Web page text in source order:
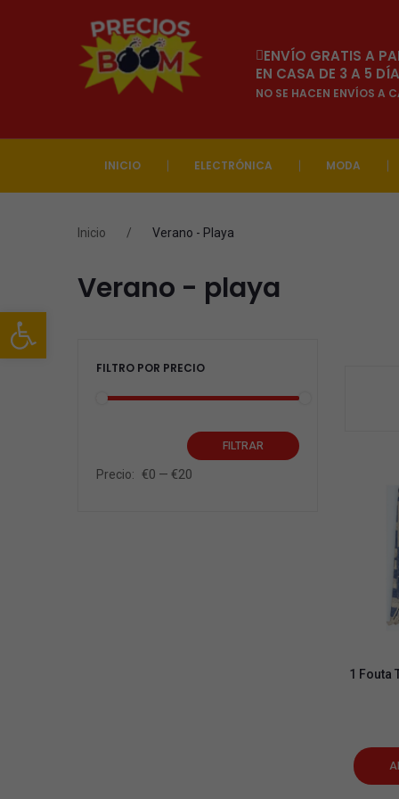
Abrir barra de herramientas
ENVÍO GRATIS A
EN CASA DE 3 A 5
NO SE HACEN ENVÍOS A
INICIO ELECTRÓNICA MODA
Inicio / Verano - Playa
Verano - playa
FILTRO POR PRECIO
FILTRAR
Precio: €0 — €20
1 Fouta